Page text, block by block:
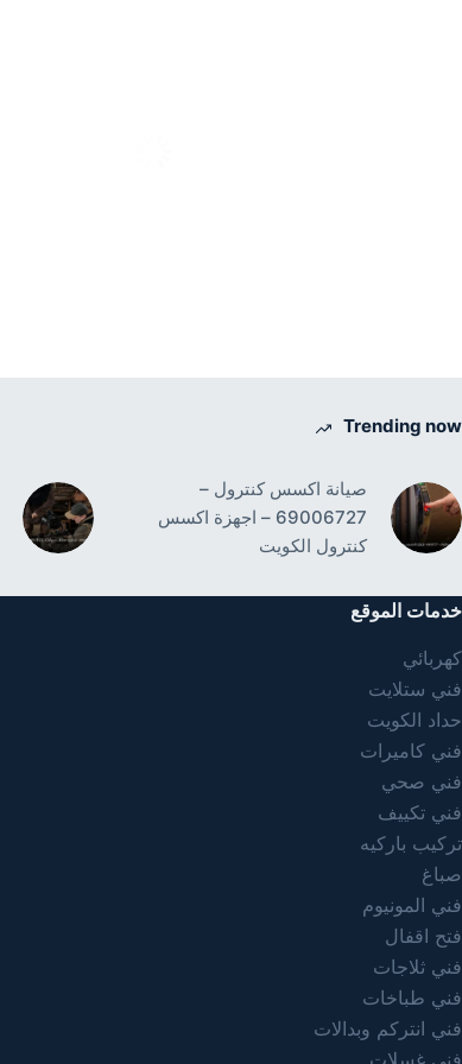
Trending now
صيانة اكسس كنترول –
69006727 – اجهزة اكسس
كنترول الكويت
خدمات الموقع
كهربائي
فني ستلايت
حداد الكويت
فني كاميرات
فني صحي
فني تكييف
تركيب باركيه
صباغ
فني المونيوم
فتح اقفال
فني ثلاجات
فني طباخات
فني انتركم وبدالات
فني غسلات